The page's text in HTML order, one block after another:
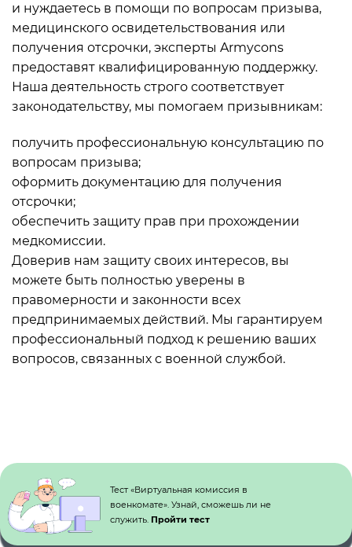
и нуждаетесь в помощи по вопросам призыва,
медицинского освидетельствования или
получения отсрочки, эксперты Armycons
предоставят квалифицированную поддержку.
Наша деятельность строго соответствует
законодательству, мы помогаем призывникам:
получить профессиональную консультацию по
вопросам призыва;
оформить документацию для получения
отсрочки;
обеспечить защиту прав при прохождении
медкомиссии.
Доверив нам защиту своих интересов, вы
можете быть полностью уверены в
правомерности и законности всех
предпринимаемых действий. Мы гарантируем
профессиональный подход к решению ваших
вопросов, связанных с военной службой.
Тест «Виртуальная комиссия в
военкомате». Узнай, сможешь ли не
служить. Пройти тест